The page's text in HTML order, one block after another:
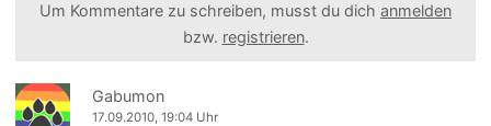
Um Kommentare zu schreiben, musst du dich anmelden
bzw. registrieren.
Gabumon
17.09.2010, 19:04 Uhr